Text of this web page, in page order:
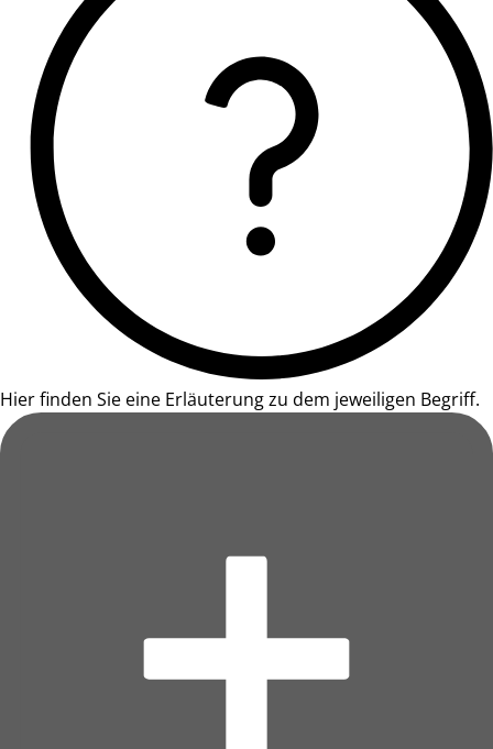
Hier finden Sie eine Erläuterung zu dem jeweiligen Begriff.